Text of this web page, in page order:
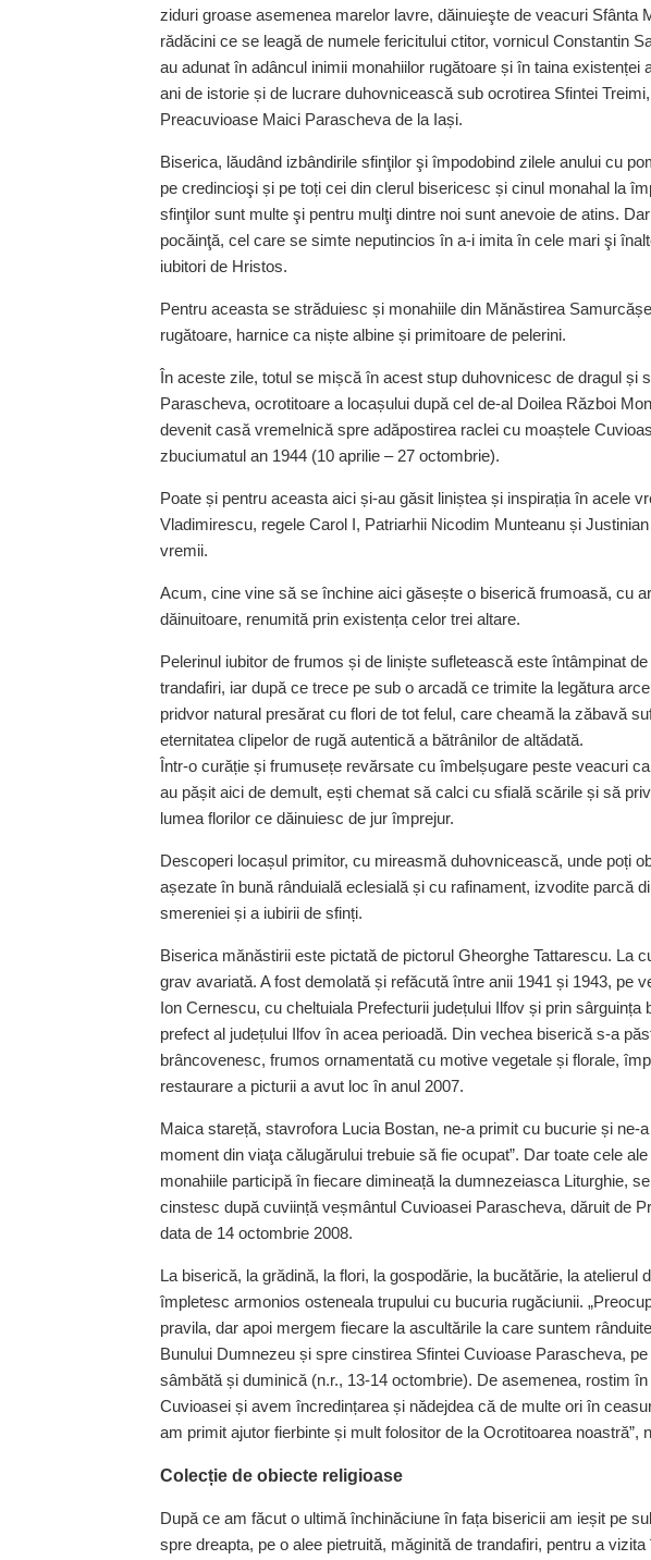
ziduri groase asemenea marelor lavre, dăinuieşte de veacuri Sfânta
rădăcini ce se leagă de numele fericitului ctitor, vornicul Constantin
au adunat în adâncul inimii monahiilor rugătoare și în taina existenței
ani de istorie și de lucrare duhovnicească sub ocrotirea Sfintei
Preacuvioase Maici Parascheva de la Iași.
Biserica, lăudând izbândirile sfinţilor şi împodobind zilele anului cu
pe credincioşi și pe toți cei din clerul bisericesc și cinul monahal la
sfinţilor sunt multe şi pentru mulţi dintre noi sunt anevoie de atins.
pocăinţă, cel care se simte neputincios în a-i imita în cele mari şi
iubitori de Hristos.
Pentru aceasta se străduiesc și monahiile din Mănăstirea
rugătoare, harnice ca niște albine și primitoare de pelerini.
În aceste zile, totul se mișcă în acest stup duhovnicesc de dragul și
Parascheva, ocrotitoare a locașului după cel de-al Doilea Război
devenit casă vremelnică spre adăpostirea raclei cu moaștele
zbuciumatul an 1944 (10 aprilie – 27 octombrie).
Poate și pentru aceasta aici și-au găsit liniștea și inspirația în acele
Vladimirescu, regele Carol I, Patriarhii Nicodim Munteanu și
vremii.
Acum, cine vine să se închine aici găsește o biserică frumoasă, cu
dăinuitoare, renumită prin existența celor trei altare.
Pelerinul iubitor de frumos și de liniște sufletească este întâmpinat
trandafiri, iar după ce trece pe sub o arcadă ce trimite la legătura
pridvor natural presărat cu flori de tot felul, care cheamă la ­zăbavă
eternitatea clipelor de rugă autentică a bătrânilor de altădată.
Într-o curăție și frumusețe revărsate cu îmbelșugare peste veacuri
au pășit aici de demult, ești chemat să calci cu sfială scările și să
lumea florilor ce dăinuiesc de jur împrejur.
Descoperi locașul primitor, cu mireasmă duhovnicească, unde poți
așezate în bună rânduială eclesială și cu rafinament, izvodite parcă
smereniei și a iubirii de sfinți.
Biserica mănăstirii este pictată de pictorul Gheorghe Tattarescu. La
grav avariată. A fost demolată și refăcută între anii 1941 și 1943, pe
Ion Cernescu, cu cheltuiala Prefecturii județului Ilfov și prin sârguința
prefect al județului Ilfov în acea perioadă. Din vechea biserică s-a
brâncovenesc, frumos ornamentată cu motive vegetale și florale,
restaurare a picturii a avut loc în anul 2007.
Maica stareță, stavrofora Lucia Bostan, ne-a primit cu bucurie și ne-
moment din viaţa călugărului trebuie să fie ocupat”. Dar toate cele
monahiile participă în fiecare dimineață la dumnezeiasca Liturghie,
cinstesc după cuviință veș­mântul Cuvioasei Parascheva, dăruit de
data de 14 octombrie 2008.
La biserică, la grădină, la flori, la gospodărie, la bucătărie, la atelierul
împletesc armonios osteneala trupului cu bucuria rugăciunii.
pravila, dar apoi mergem fiecare la ascultările la care suntem
Bunului Dumnezeu și spre cinstirea Sfintei Cuvioase Parascheva,
sâmbătă și duminică (n.r., 13-14 octombrie). De asemenea, rostim
Cuvioasei și avem încredințarea și nădejdea că de multe ori în
am primit ajutor fierbinte și mult folositor de la Ocrotitoarea noastră”,
Colecție de obiecte religioase
După ce am făcut o ultimă închinăciune în fața bisericii am ieșit pe
spre dreapta, pe o alee pietruită, măginită de trandafiri, pentru a